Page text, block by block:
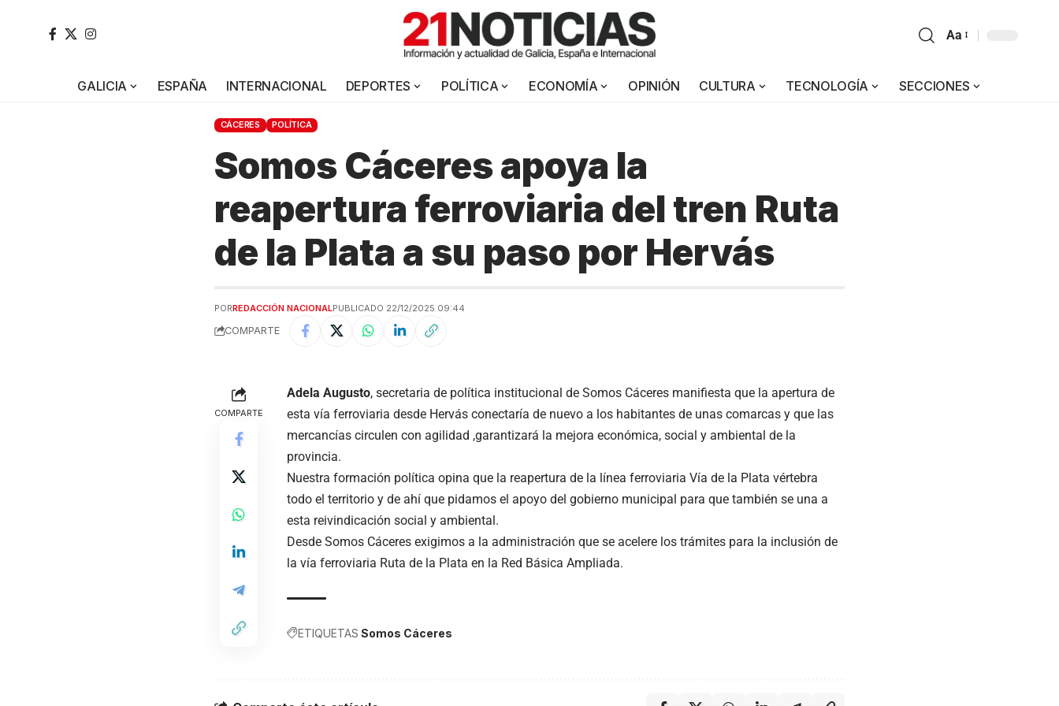
Aa
GALICIA ESPAÑA INTERNACIONAL DEPORTES POLÍTICA ECONOMÍA OPINIÓN CULTURA TECNOLOGÍA SECCIONES
CÁCERES POLÍTICA
Somos Cáceres apoya la
reapertura ferroviaria del tren Ruta
de la Plata a su paso por Hervás
PORREDACCIÓN NACIONALPUBLICADO 22/12/2025 09:44
COMPARTE
COMPARTE
Adela Augusto, secretaria de política institucional de Somos Cáceres manifiesta que la apertura de
esta vía ferroviaria desde Hervás conectaría de nuevo a los habitantes de unas comarcas y que las
mercancías circulen con agilidad ,garantizará la mejora económica, social y ambiental de la
provincia.
Nuestra formación política opina que la reapertura de la línea ferroviaria Vía de la Plata vértebra
todo el territorio y de ahí que pidamos el apoyo del gobierno municipal para que también se una a
esta reivindicación social y ambiental.
Desde Somos Cáceres exigimos a la administración que se acelere los trámites para la inclusión de
la vía ferroviaria Ruta de la Plata en la Red Básica Ampliada.
ETIQUETAS Somos Cáceres